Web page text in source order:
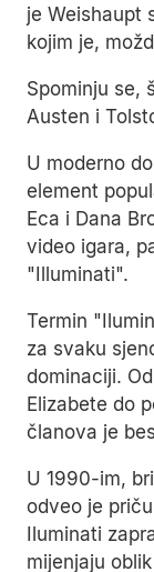
je Weishaupt
kojim je,
Spominju se,
Austen i
U moderno
element
Eca i Dana
video igara,
"Illuminati".
Termin
za svaku
dominaciji.
Elizabete do
članova je
U 1990-im,
odveo je
Iluminati
mijenjaju